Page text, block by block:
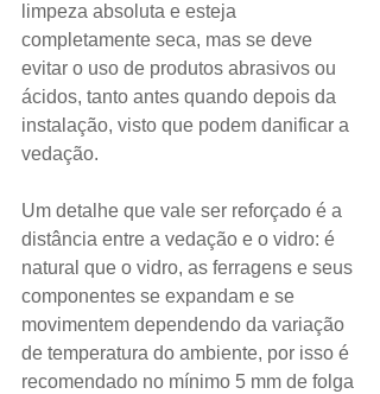
limpeza absoluta e esteja
completamente seca, mas se deve
evitar o uso de produtos abrasivos ou
ácidos, tanto antes quando depois da
instalação, visto que podem danificar a
vedação.
Um detalhe que vale ser reforçado é a
distância entre a vedação e o vidro: é
natural que o vidro, as ferragens e seus
componentes se expandam e se
movimentem dependendo da variação
de temperatura do ambiente, por isso é
recomendado no mínimo 5 mm de folga